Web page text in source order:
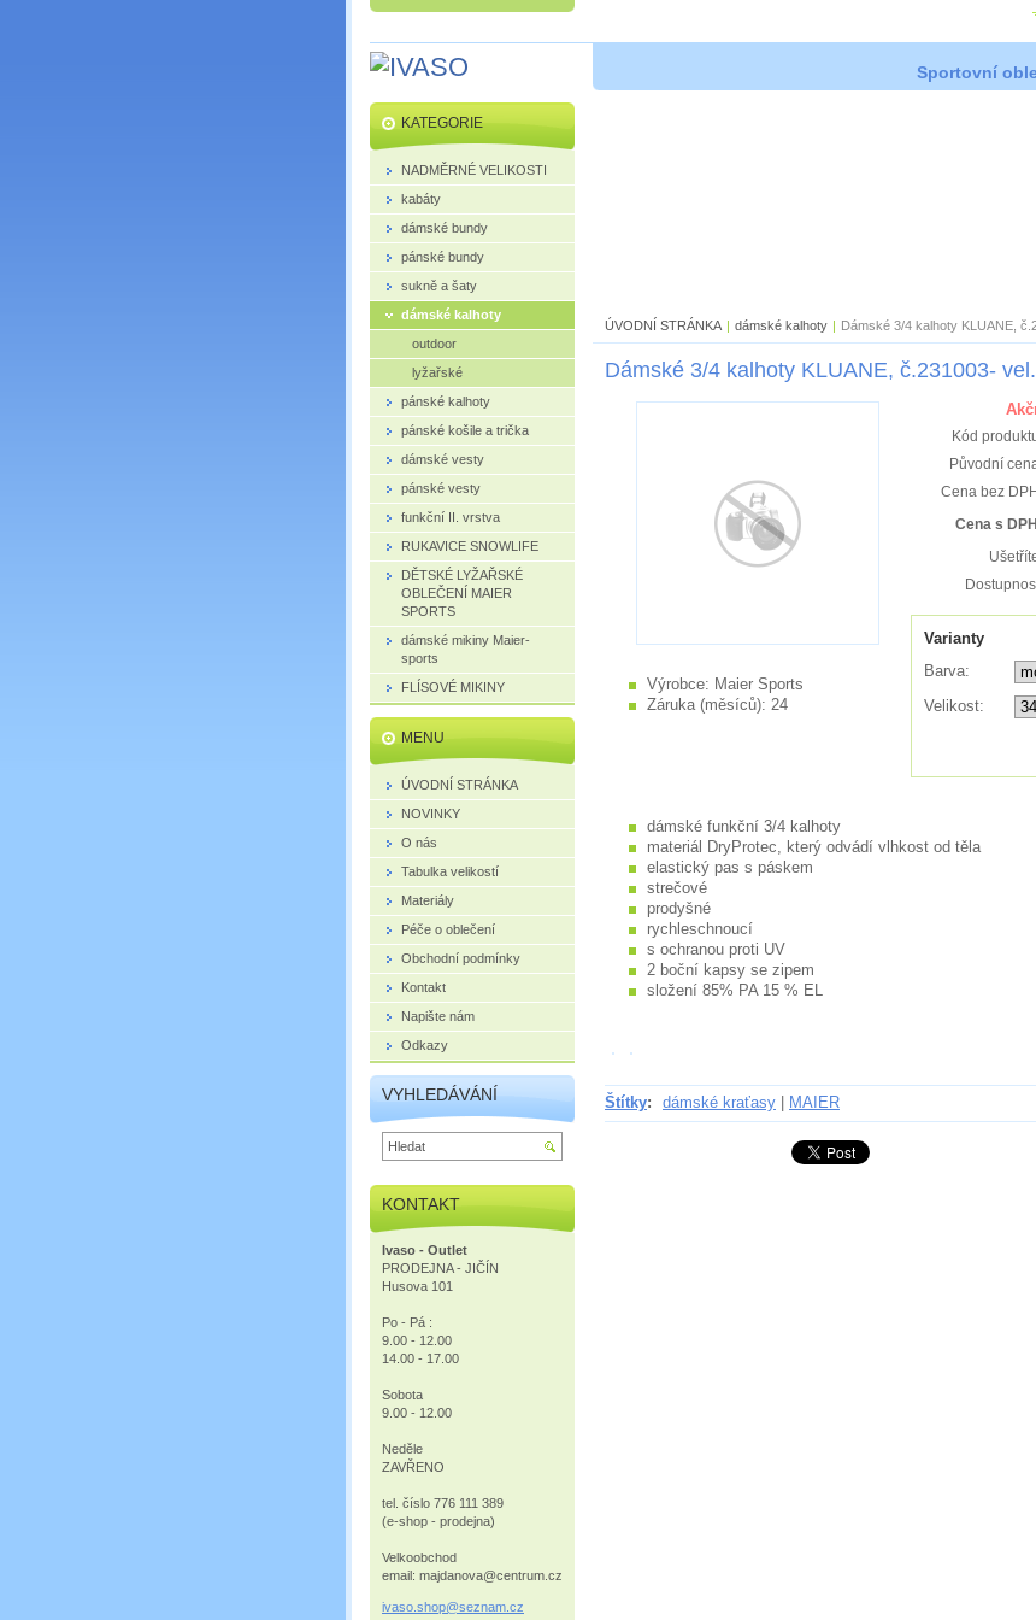
Sportovní
ÚVODNÍ STRÁNKA | dámské kalhoty | Dámské 3/4 kalhoty KLUANE,
Dámské 3/4 kalhoty KLUANE, č.231003-
Výrobce: Maier Sports
Záruka (měsíců): 24
Kód
Původní
Cena bez
Cena s
Varianty
Barva:
Velikost:
dámské funkční 3/4 kalhoty
materiál DryProtec, který odvádí vlhkost od těla
elastický pas s páskem
strečové
prodyšné
rychleschnoucí
s ochranou proti UV
2 boční kapsy se zipem
složení 85% PA 15 % EL
Štítky: dámské kraťasy MAIER
KATEGORIE
NADMĚRNÉ VELIKOSTI
kabáty
dámské bundy
pánské bundy
sukně a šaty
dámské kalhoty
outdoor
lyžařské
pánské kalhoty
pánské košile a trička
dámské vesty
pánské vesty
funkční II. vrstva
RUKAVICE SNOWLIFE
DĚTSKÉ LYŽAŘSKÉ
OBLEČENÍ MAIER
SPORTS
dámské mikiny Maier-
sports
FLÍSOVÉ MIKINY
MENU
ÚVODNÍ STRÁNKA
NOVINKY
O nás
Tabulka velikostí
Materiály
Péče o oblečení
Obchodní podmínky
Kontakt
Napište nám
Odkazy
VYHLEDÁVÁNÍ
KONTAKT
Ivaso - Outlet
PRODEJNA - JIČÍN
Husova 101
Po - Pá :
9.00 - 12.00
14.00 - 17.00
Sobota
9.00 - 12.00
Neděle
ZAVŘENO
tel. číslo 776 111 389
(e-shop - prodejna)
Velkoobchod
email: majdanova@centrum.cz
ivaso.shop@seznam.cz